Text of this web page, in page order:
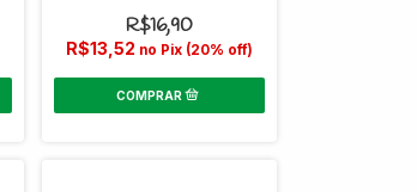
R$16,90
R$13,52 no Pix (20% off)